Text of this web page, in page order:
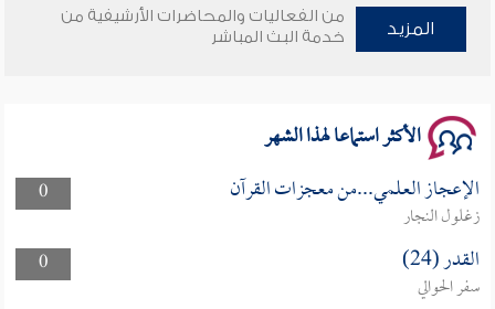
وأمنهم من خوف 9
المزيد
من الفعاليات والمحاضرات الأرشيفية من
خدمة البث المباشر
الأكثر استماعا لهذا الشهر
0 الإعجاز العلمي...من معجزات القرآن
زغلول النجار
0
القدر (24)
سفر الحوالي